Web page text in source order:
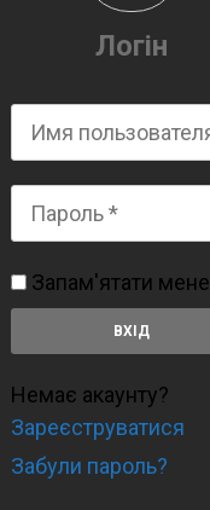
Логін
Запам'ятати мене
Немає акаунту?
Зареєструватися
Забули пароль?